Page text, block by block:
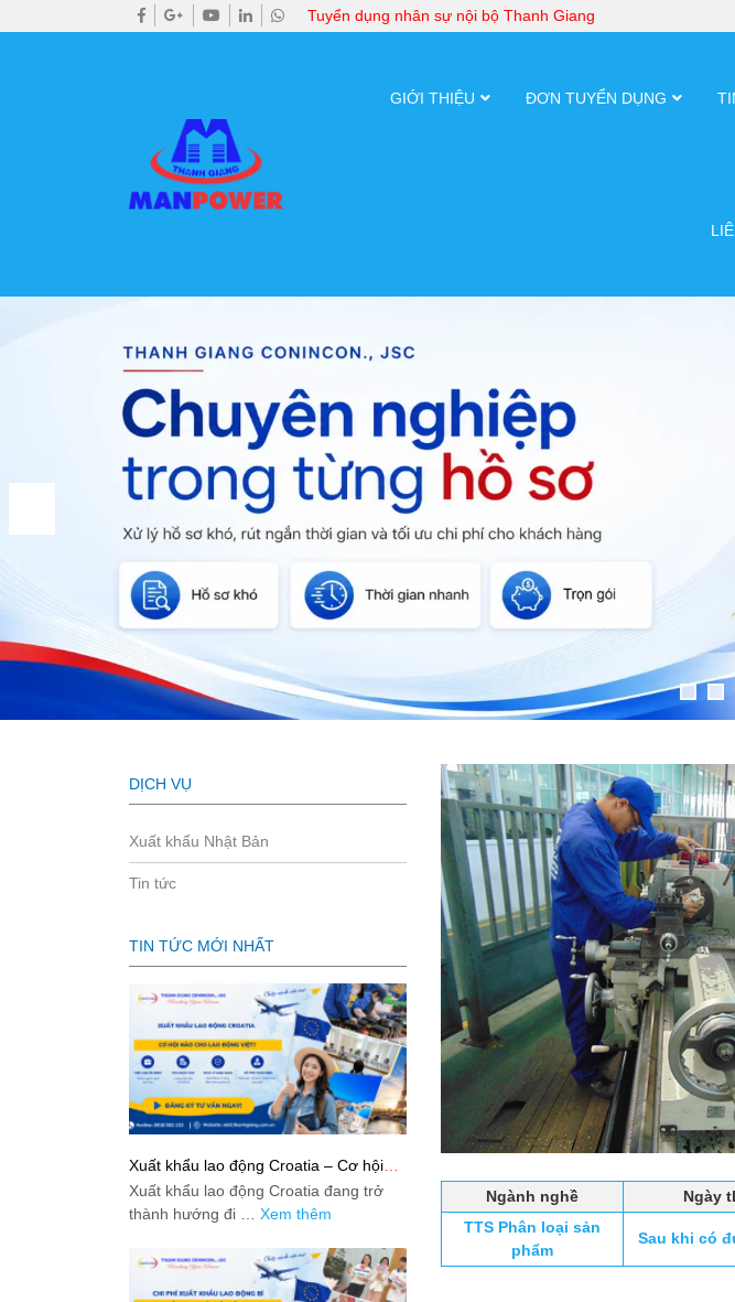
Tuyển dụng nhân sự nội bộ Thanh Giang
GIỚI THIỆU ĐƠN TUYỂN DỤNG
Ngành nghề Ngày
TTS Phân loại sản
phẩm
Sau khi có
DỊCH VỤ
Xuất khẩu Nhật Bản
Tin tức
TIN TỨC MỚI NHẤT
Xuất khẩu lao động Croatia – Cơ hội
nào cho lao động Việt?
Xuất khẩu lao động Croatia đang trở
thành hướng đi … Xem thêm